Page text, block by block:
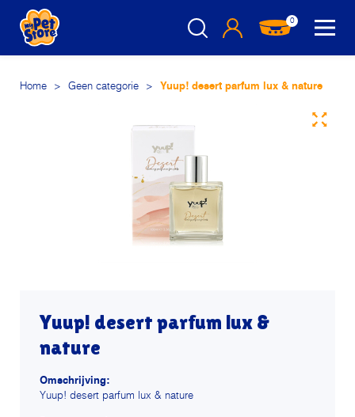
0
Home > Geen categorie > Yuup! desert parfum lux & nature
Yuup! desert parfum lux &
nature
Omschrijving:
Yuup! desert parfum lux & nature